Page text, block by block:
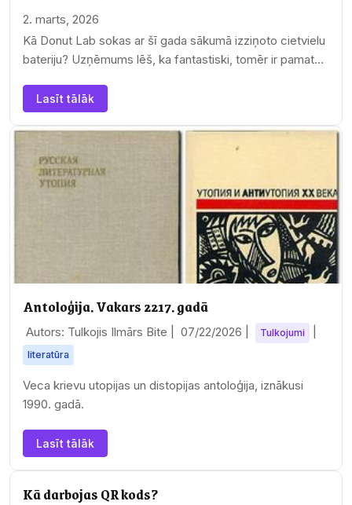
2. marts, 2026
Kā Donut Lab sokas ar šī gada sākumā izziņoto cietvielu
bateriju? Uzņēmums lēš, ka fantastiski, tomēr ir pamats
Lasīt tālāk
Antoloģija. Vakars 2217. gadā
Autors: Tulkojis Ilmārs Bite | 07/22/2026 Tulkojumi
literatūra
Veca krievu utopijas un distopijas antoloģija, iznākusi
1990. gadā.
Lasīt tālāk
Kā darbojas QR kods?